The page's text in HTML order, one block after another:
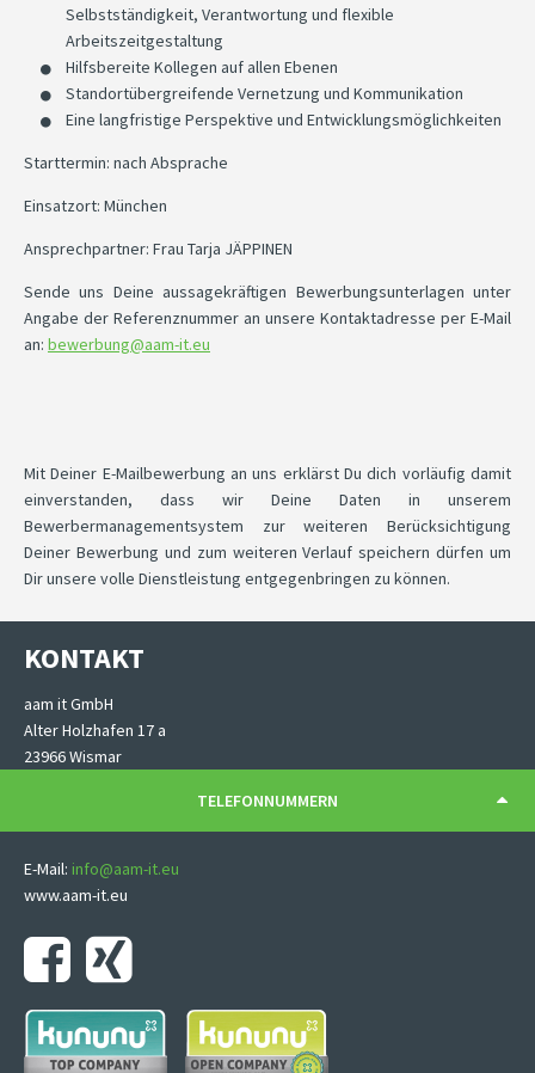
Selbstständigkeit, Verantwortung und flexible
Arbeitszeitgestaltung
Hilfsbereite Kollegen auf allen Ebenen
Standortübergreifende Vernetzung und Kommunikation
Eine langfristige Perspektive und Entwicklungsmöglichkeiten
Starttermin: nach Absprache
Einsatzort: München
Ansprechpartner: Frau Tarja JÄPPINEN
Sende uns Deine aussagekräftigen Bewerbungsunterlagen unter
Angabe der Referenznummer an unsere Kontaktadresse per E-Mail
an: bewerbung@aam-it.eu
Mit Deiner E-Mailbewerbung an uns erklärst Du dich vorläufig damit
einverstanden, dass wir Deine Daten in unserem
Bewerbermanagementsystem zur weiteren Berücksichtigung
Deiner Bewerbung und zum weiteren Verlauf speichern dürfen um
Dir unsere volle Dienstleistung entgegenbringen zu können.
KONTAKT
aam it GmbH
Alter Holzhafen 17 a
23966 Wismar
TELEFONNUMMERN
E-Mail: info@aam-it.eu
www.aam-it.eu